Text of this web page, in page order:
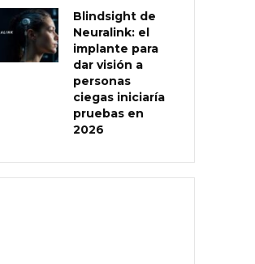
Blindsight de
Neuralink: el
implante para
dar visión a
personas
ciegas iniciaría
pruebas en
2026